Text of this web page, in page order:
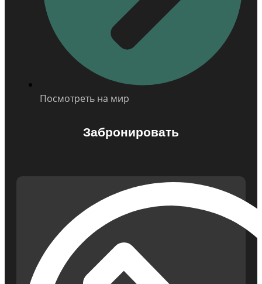
Посмотреть на мир
Забронировать